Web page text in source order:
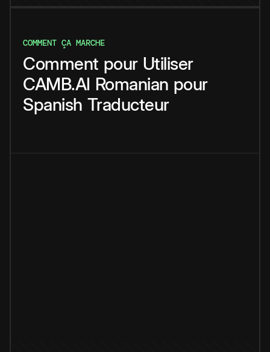
COMMENT ÇA MARCHE
Comment pour Utiliser
CAMB.AI Romanian pour
Spanish Traducteur